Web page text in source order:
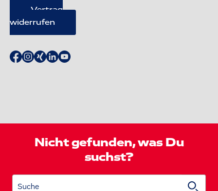
Vertrag
widerrufen
Nicht gefunden, was Du
suchst?
Suche